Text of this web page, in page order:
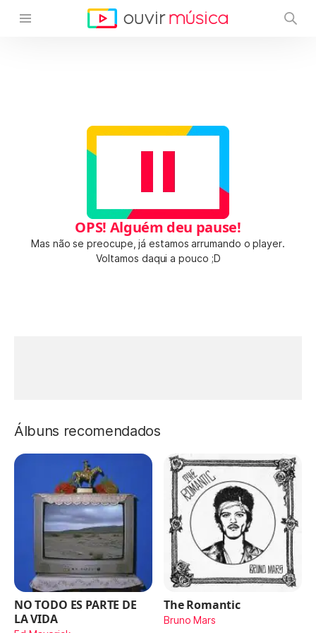
OPS! Alguém deu pause!
Mas não se preocupe, já estamos arrumando o player.
Voltamos daqui a pouco ;D
Álbuns recomendados
NO TODO ES PARTE DE
LA VIDA
The Romantic
Bruno Mars